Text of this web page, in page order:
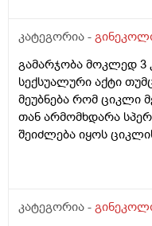
თვე გავიდა... 9
ტკივილის ხან არა,
შებერილობის
ნოშპაც დავლიეე.... რა
კატეგორია -
გამარჯობა მოკლედ 3
სექსუალური აქტი
მეუბნება რომ ციკლი
თან არმომხდარა
შეიძლება იყოს
კატეგორია -